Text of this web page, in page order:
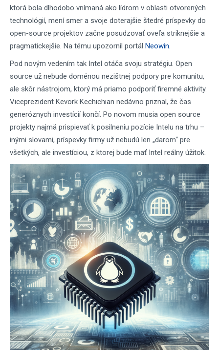
ktorá bola dlhodobo vnímaná ako lídrom v oblasti otvorených
technológií, mení smer a svoje doterajšie štedré príspevky do
open-source projektov začne posudzovať oveľa striknejšie a
pragmatickejšie. Na tému upozornil portál Neowin.
Pod novým vedením tak Intel otáča svoju stratégiu. Open
source už nebude doménou nezištnej podpory pre komunitu,
ale skôr nástrojom, ktorý má priamo podporiť firemné aktivity.
Viceprezident Kevork Kechichian nedávno priznal, že čas
generóznych investícií končí. Po novom musia open source
projekty najmä prispievať k posilneniu pozície Intelu na trhu –
inými slovami, príspevky firmy už nebudú len „darom“ pre
všetkých, ale investíciou, z ktorej bude mať Intel reálny úžitok.​